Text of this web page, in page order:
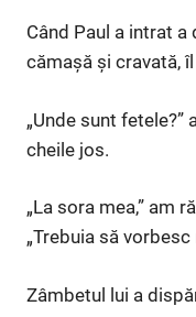
Când Paul a intrat a
cămașă și cravată,
„Unde sunt
cheile jos.
„La sora mea,” am
„Trebuia să
Zâmbetul lui a